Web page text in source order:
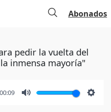
Abonados
pedir la vuelta del
inmensa mayoría"
00:09